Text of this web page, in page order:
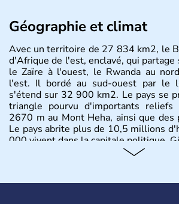
Géographie et climat
Avec un territoire de 27 834 km2, le
d'Afrique de l'est, enclavé, qui partage
le Zaïre à l'ouest, le Rwanda au
l'est. Il bordé au sud-ouest par le
s'étend sur 32 900 km2. Le pays se
triangle pourvu d'importants reliefs
2670 m au Mont Heha, ainsi que des
Le pays abrite plus de 10,5 millions
000 vivent dans la capitale politique,